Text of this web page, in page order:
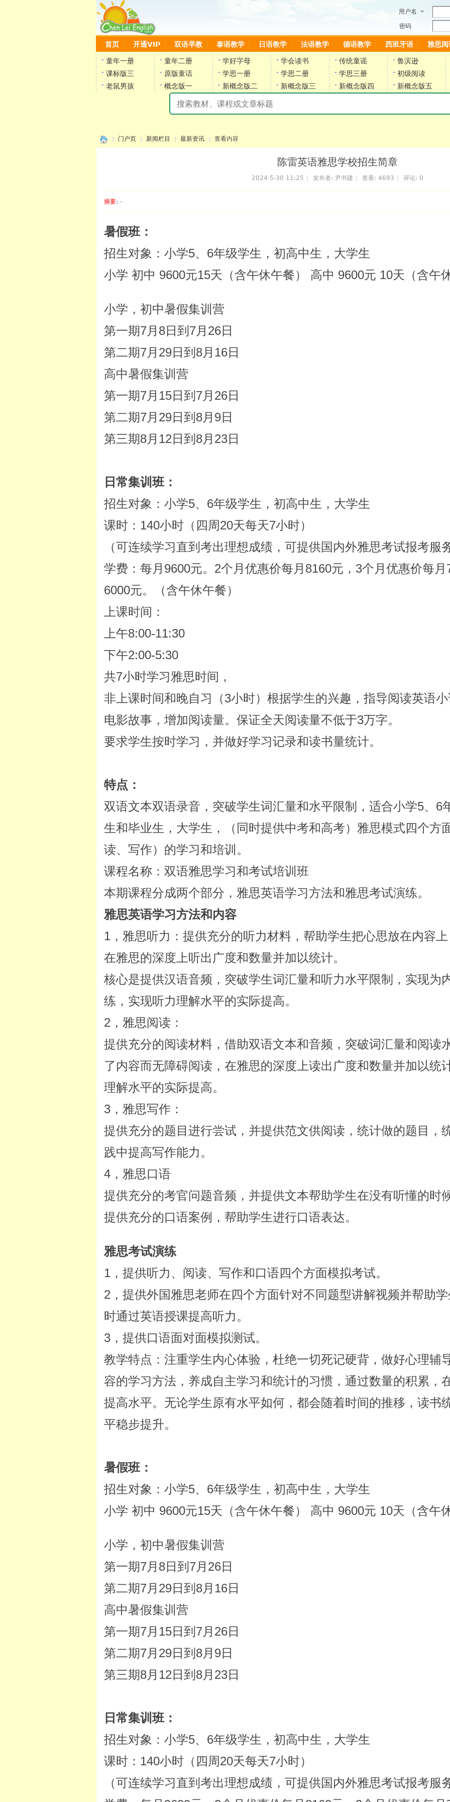
用户名
密码
首页 开通VIP 双语早教 泰语教学 日语教学 法语教学 德语教学 西班牙语 雅思阅
童年一册 童年二册 学好字母 学会读书 传统童谣
鲁滨逊
课标版三
原版童话 学思一册 学思二册 学思三册
初级阅读
老鼠男孩
概念版一 新概念版二 新概念版三 新概念版四 新概念版五
英语
门户页 新闻栏目 最新资讯 查看内容
陈雷英语雅思学校招生简章
2024-5-30 11:25 发布者: 尹书建 查看: 4693 评论: 0
摘要: ·
暑假班：
招生对象：小学5、6年级学生，初高中生，大学生
小学 初中 9600元15天 （含午休午餐） 高中 9600元 10天 （含午
小学，初中暑假集训营
第一期7月8日到7月26日
第二期7月29日到8月16日
高中暑假集训营
第一期7月15日到7月26日
第二期7月29日到8月9日
第三期8月12日到8月23日
日常集训班：
招生对象：小学5、6年级学生，初高中生，大学生
课时：140小时（四周20天每天7小时）
（可连续学习直到考出理想成绩，可提供国内外雅思考试报考服
学费：每月9600元。2个月优惠价每月8160元，3个月优惠价每
6000元。（含午休午餐）
上课时间：
上午8:00-11:30
下午2:00-5:30
共7小时学习雅思时间，
非上课时间和晚自习（3小时）根据学生的兴趣，指导阅读英语
电影故事，增加阅读量。保证全天阅读量不低于3万字。
要求学生按时学习，并做好学习记录和读书量统计。
特点：
双语文本双语录音，突破学生词汇量和水平限制，适合小学5、6
生和毕业生，大学生，（同时提供中考和高考）雅思模式四个方
读、写作）的学习和培训。
课程名称：双语雅思学习和考试培训班
本期课程分成两个部分，雅思英语学习方法和雅思考试演练。
雅思英语学习方法和内容
1，雅思听力：提供充分的听力材料，帮助学生把心思放在内容
在雅思的深度上听出广度和数量并加以统计。
核心是提供汉语音频，突破学生词汇量和听力水平限制，实现为
练，实现听力理解水平的实际提高。
2，雅思阅读：
提供充分的阅读材料，借助双语文本和音频，突破词汇量和阅读
了内容而无障碍阅读，在雅思的深度上读出广度和数量并加以统
理解水平的实际提高。
3，雅思写作：
提供充分的题目进行尝试，并提供范文供阅读，统计做的题目，
践中提高写作能力。
4，雅思口语
提供充分的考官问题音频，并提供文本帮助学生在没有听懂的时
提供充分的口语案例，帮助学生进行口语表达。
雅思考试演练
1，提供听力、阅读、写作和口语四个方面模拟考试。
2，提供外国雅思老师在四个方面针对不同题型讲解视频并帮助
时通过英语授课提高听力。
3，提供口语面对面模拟测试。
教学特点：注重学生内心体验，杜绝一切死记硬背，做好心理辅
容的学习方法，养成自主学习和统计的习惯，通过数量的积累，
提高水平。无论学生原有水平如何，都会随着时间的推移，读书
平稳步提升。
暑假班：
招生对象：小学5、6年级学生，初高中生，大学生
小学 初中 9600元15天 （含午休午餐） 高中 9600元 10天 （含午
小学，初中暑假集训营
第一期7月8日到7月26日
第二期7月29日到8月16日
高中暑假集训营
第一期7月15日到7月26日
第二期7月29日到8月9日
第三期8月12日到8月23日
日常集训班：
招生对象：小学5、6年级学生，初高中生，大学生
课时：140小时（四周20天每天7小时）
（可连续学习直到考出理想成绩，可提供国内外雅思考试报考服